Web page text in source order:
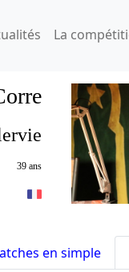
La
39 ans
en simple